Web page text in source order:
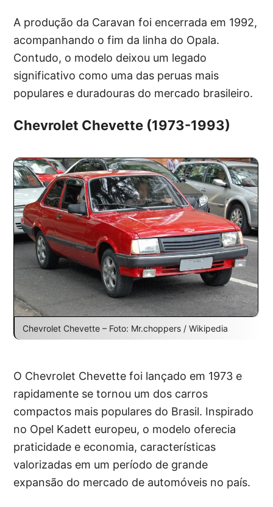
A produção da Caravan foi encerrada em 1992,
acompanhando o fim da linha do Opala.
Contudo, o modelo deixou um legado
significativo como uma das peruas mais
populares e duradouras do mercado brasileiro.
Chevrolet Chevette (1973-1993)
Chevrolet Chevette – Foto: Mr.choppers / Wikipedia
O Chevrolet Chevette foi lançado em 1973 e
rapidamente se tornou um dos carros
compactos mais populares do Brasil. Inspirado
no Opel Kadett europeu, o modelo oferecia
praticidade e economia, características
valorizadas em um período de grande
expansão do mercado de automóveis no país.